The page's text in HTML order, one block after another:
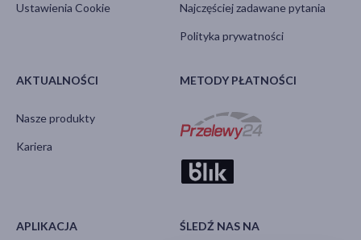
Ustawienia Cookie Najczęściej zadawane pytania
Polityka prywatności
AKTUALNOŚCI
Nasze produkty
Kariera
METODY PŁATNOŚCI
APLIKACJA ŚLEDŹ NAS NA